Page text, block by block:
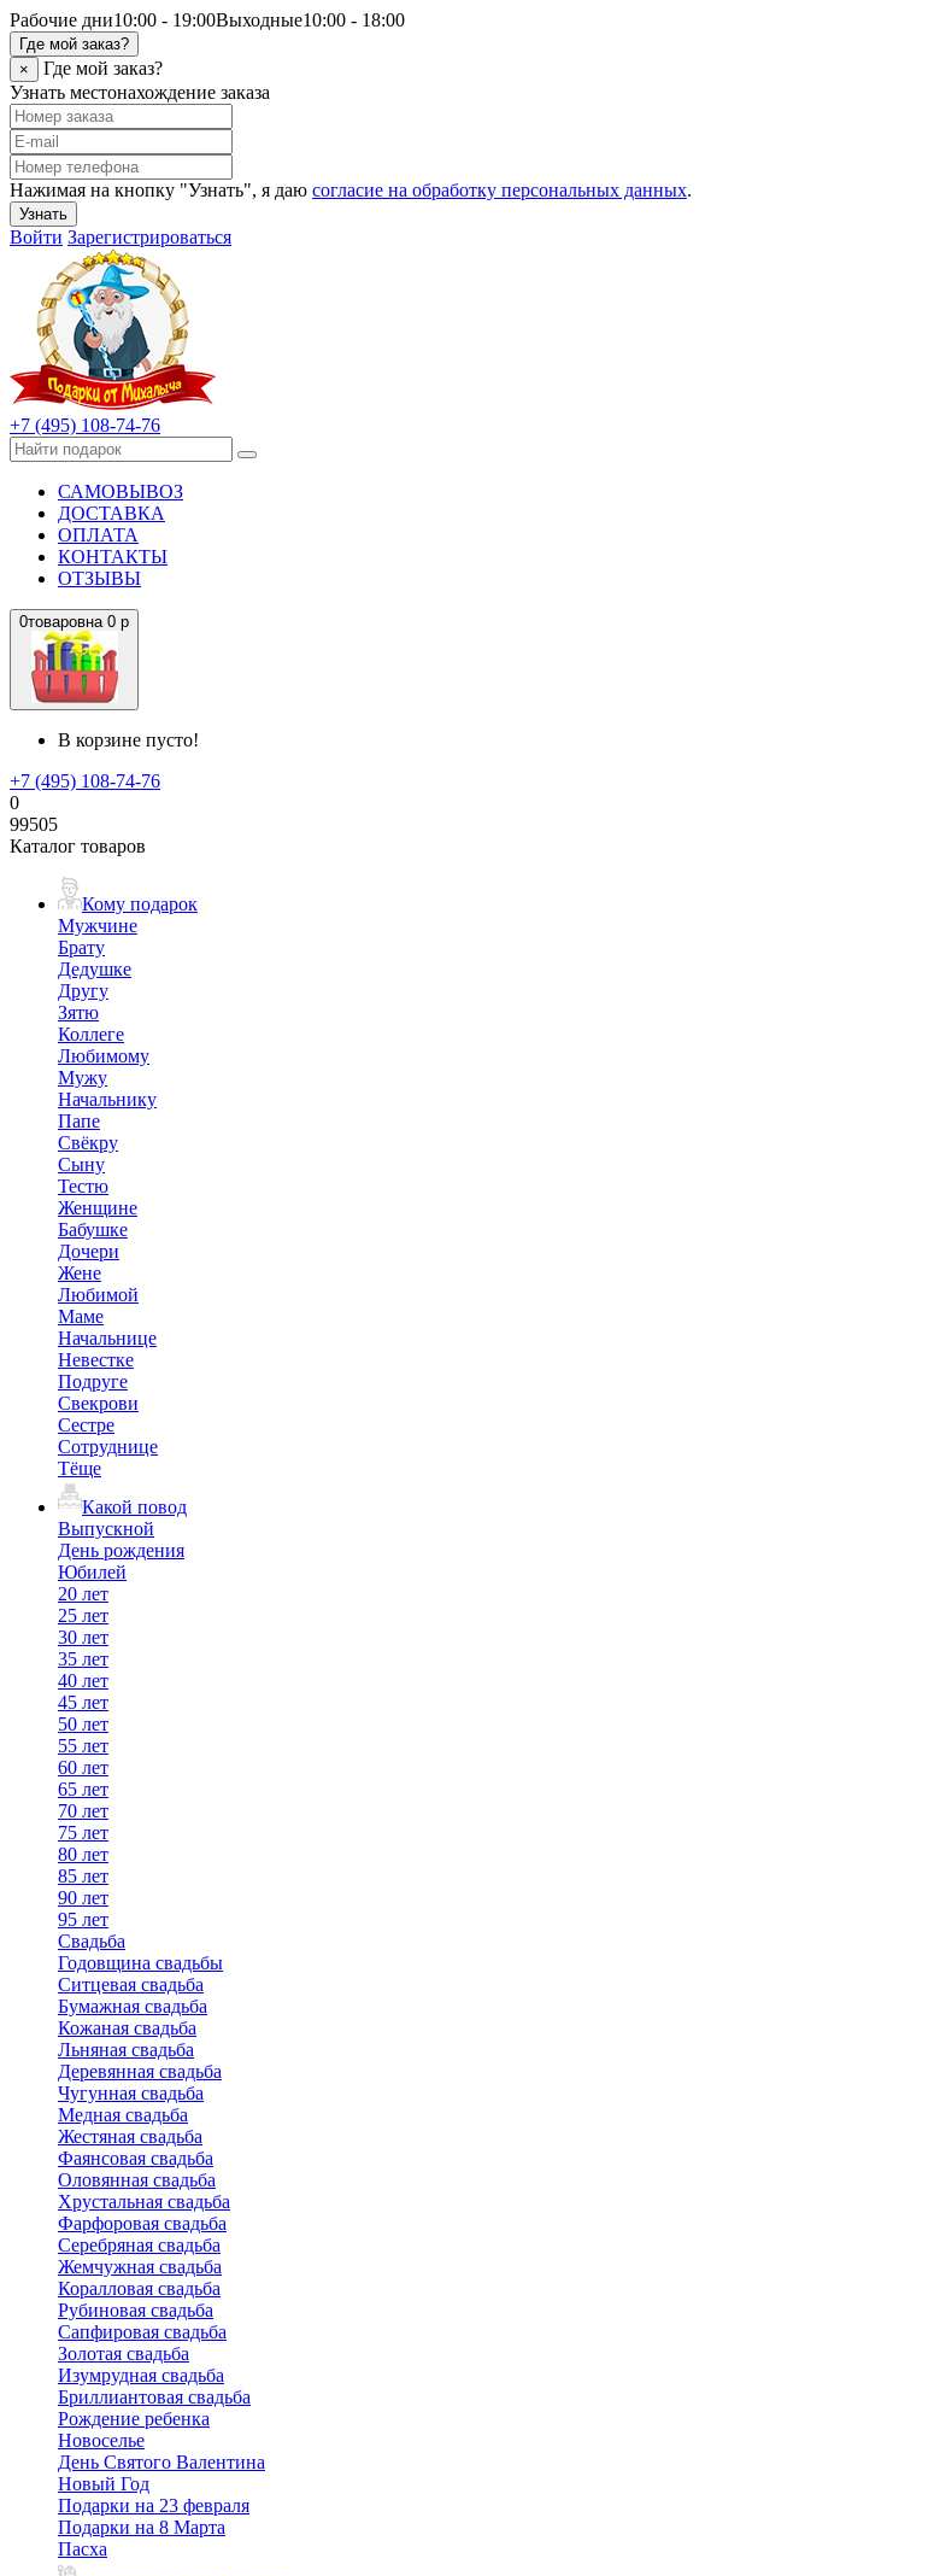
Рабочие дни10:00 - 19:00Выходные10:00 - 18:00
Где мой заказ?
×
Где мой заказ?
Узнать местонахождение заказа
Нажимая на кнопку "Узнать", я даю согласие на обработку персональных данных.
Узнать
Войти Зарегистрироваться
+7 (495) 108-74-76
САМОВЫВОЗ
ДОСТАВКА
ОПЛАТА
КОНТАКТЫ
ОТЗЫВЫ
0товаровна 0 р
В корзине пусто!
+7 (495) 108-74-76
0
99505
Каталог товаров
Кому подарок
Мужчине
Брату
Дедушке
Другу
Зятю
Коллеге
Любимому
Мужу
Начальнику
Папе
Свёкру
Сыну
Тестю
Женщине
Бабушке
Дочери
Жене
Любимой
Маме
Начальнице
Невестке
Подруге
Свекрови
Сестре
Сотруднице
Тёще
Какой повод
Выпускной
День рождения
Юбилей
20 лет
25 лет
30 лет
35 лет
40 лет
45 лет
50 лет
55 лет
60 лет
65 лет
70 лет
75 лет
80 лет
85 лет
90 лет
95 лет
Свадьба
Годовщина свадьбы
Ситцевая свадьба
Бумажная свадьба
Кожаная свадьба
Льняная свадьба
Деревянная свадьба
Чугунная свадьба
Медная свадьба
Жестяная свадьба
Фаянсовая свадьба
Оловянная свадьба
Хрустальная свадьба
Фарфоровая свадьба
Серебряная свадьба
Жемчужная свадьба
Коралловая свадьба
Рубиновая свадьба
Сапфировая свадьба
Золотая свадьба
Изумрудная свадьба
Бриллиантовая свадьба
Рождение ребенка
Новоселье
День Святого Валентина
Новый Год
Подарки на 23 февраля
Подарки на 8 Марта
Пасха